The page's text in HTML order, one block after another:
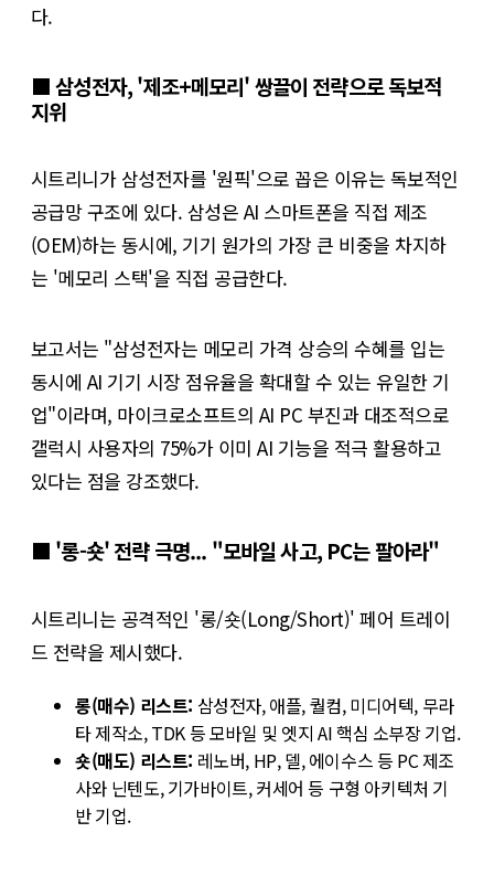
다.
■ 삼성전자, '제조+메모리' 쌍끌이 전략으로 독보적
지위
시트리니가 삼성전자를 '원픽'으로 꼽은 이유는 독보적인
공급망 구조에 있다. 삼성은 AI 스마트폰을 직접 제조
(OEM)하는 동시에, 기기 원가의 가장 큰 비중을 차지하
는 '메모리 스택'을 직접 공급한다.
보고서는 "삼성전자는 메모리 가격 상승의 수혜를 입는
동시에 AI 기기 시장 점유율을 확대할 수 있는 유일한 기
업"이라며, 마이크로소프트의 AI PC 부진과 대조적으로
갤럭시 사용자의 75%가 이미 AI 기능을 적극 활용하고
있다는 점을 강조했다.
■ '롱-숏' 전략 극명... "모바일 사고, PC는 팔아라"
시트리니는 공격적인 '롱/숏(Long/Short)' 페어 트레이
드 전략을 제시했다.
롱(매수) 리스트: 삼성전자, 애플, 퀄컴, 미디어텍, 무라
타 제작소, TDK 등 모바일 및 엣지 AI 핵심 소부장 기업.
숏(매도) 리스트: 레노버, HP, 델, 에이수스 등 PC 제조
사와 닌텐도, 기가바이트, 커세어 등 구형 아키텍처 기
반 기업.